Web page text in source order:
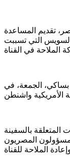
تقديم المساعدة
السويس التي تسببت
الجمعة، في
المتعلقة بالسفينة
المصريون